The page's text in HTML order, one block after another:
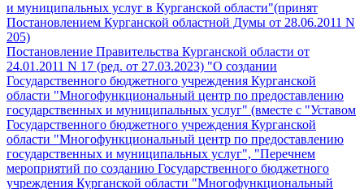
и муниципальных услуг в Курганской области"(принят
Постановлением Курганской областной Думы от 28.06.2011 N
205)
Постановление Правительства Курганской области от
24.01.2011 N 17 (ред. от 27.03.2023) "О создании
Государственного бюджетного учреждения Курганской
области "Многофункциональный центр по предоставлению
государственных и муниципальных услуг" (вместе с "Уставом
Государственного бюджетного учреждения Курганской
области "Многофункциональный центр по предоставлению
государственных и муниципальных услуг", "Перечнем
мероприятий по созданию Государственного бюджетного
учреждения Курганской области "Многофункциональный